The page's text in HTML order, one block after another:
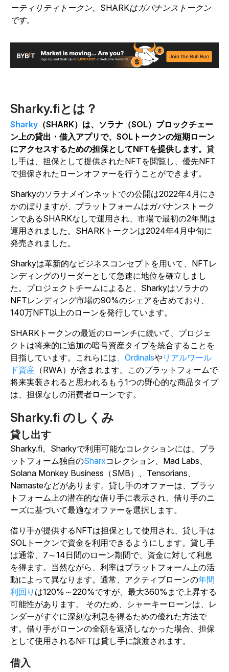
ーティリティトークン、SHARKはガバナンストークン
です。
Sharky.fiとは？
Sharky （SHARK）は、ソラナ（SOL）ブロックチェー
ン上の貸出・借入アプリで、SOLトークンの短期ローン
にアクセスするための担保としてNFTを提供します。 貸
し手は、担保として提供されたNFTを閲覧し、優先NFT
で担保されたローンオファーを行うことができます。
Sharkyのソラナメインネットでの公開は2022年4月にさ
かのぼりますが、プラットフォームはガバナンストーク
ンであるSHARKなしで運用され、市場で最初の2年間は
運用されました。 SHARKトークンは2024年4月中旬に
発売されました。
Sharkyは革新的なビジネスコンセプトを用いて、NFTレ
ンディングのリーダーとして急速に地位を確立しまし
た。プロジェクトチームによると、Sharkyはソラナの
NFTレンディング市場の90%のシェアを占めており、
140万NFT以上のローンを発行しています。
SHARKトークンの最近のローンチに続いて、プロジェ
クトは将来的に追加の暗号資産タイプを統合することを
目指しています。これらには、Ordinalsやリアルワール
ド資産 （RWA）が含まれます。このプラットフォームで
将来実装されると思われるもう1つの野心的な商品タイプ
は、担保なしの消費者ローンです。
Sharky.fi のしくみ
貸し出す
Sharky.fi。Sharkyで利用可能なコレクションには、プラ
ットフォーム独自のSharxコレクション、Mad Labs、
Solana Monkey Business（SMB）、Tensorians、
Namasteなどがあります。貸し手のオファーは、プラッ
トフォーム上の潜在的な借り手に表示され、借り手のニ
ーズに基づいて最適なオファーを選択します。
借り手が提供するNFTは担保として使用され、貸し手は
SOLトークンで資金を利用できるようにします。貸し手
は通常、7～14日間のローン期間で、資金に対して利息
を得ます。当然ながら、利率はプラットフォーム上の活
動によって異なります。通常、 アクティブローンの年間
利回り は120%～220%ですが、最大360%まで上昇する
可能性があります。
そのため、シャーキーローンは、レ
ンダーがすぐに深刻な利息を得るための優れた方法で
す。借り手がローンの全額を返済しなかった場合、担保
として使用されるNFTは貸し手に譲渡されます。
借入